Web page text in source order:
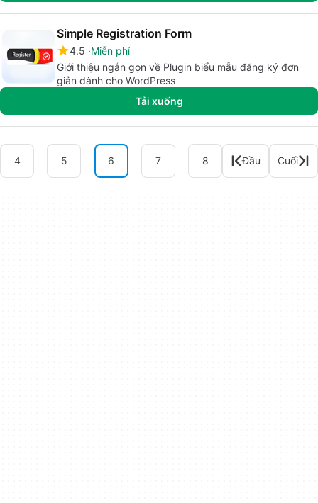
Simple Registration Form
4.5 Miễn phí
Giới thiệu ngắn gọn về Plugin biểu mẫu đăng ký đơn
giản dành cho WordPress
Tải xuống
4 5 6 7 8 Đầu Cuối